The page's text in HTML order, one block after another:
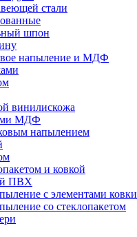
стали
шпон
напыление и МДФ
винилискожа
МДФ
напылением
и ковкой
ПВХ
с элементами ковки
со стеклопакетом